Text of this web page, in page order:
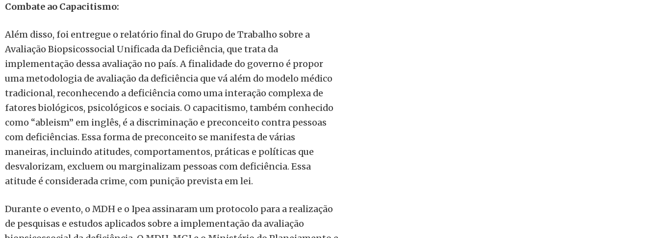
Combate ao Capacitismo:
Além disso, foi entregue o relatório final do Grupo de Trabalho sobre a
Avaliação Biopsicossocial Unificada da Deficiência, que trata da
implementação dessa avaliação no país. A finalidade do governo é propor
uma metodologia de avaliação da deficiência que vá além do modelo médico
tradicional, reconhecendo a deficiência como uma interação complexa de
fatores biológicos, psicológicos e sociais. O capacitismo, também conhecido
como “ableism” em inglês, é a discriminação e preconceito contra pessoas
com deficiências. Essa forma de preconceito se manifesta de várias
maneiras, incluindo atitudes, comportamentos, práticas e políticas que
desvalorizam, excluem ou marginalizam pessoas com deficiência. Essa
atitude é considerada crime, com punição prevista em lei.
Durante o evento, o MDH e o Ipea assinaram um protocolo para a realização
de pesquisas e estudos aplicados sobre a implementação da avaliação